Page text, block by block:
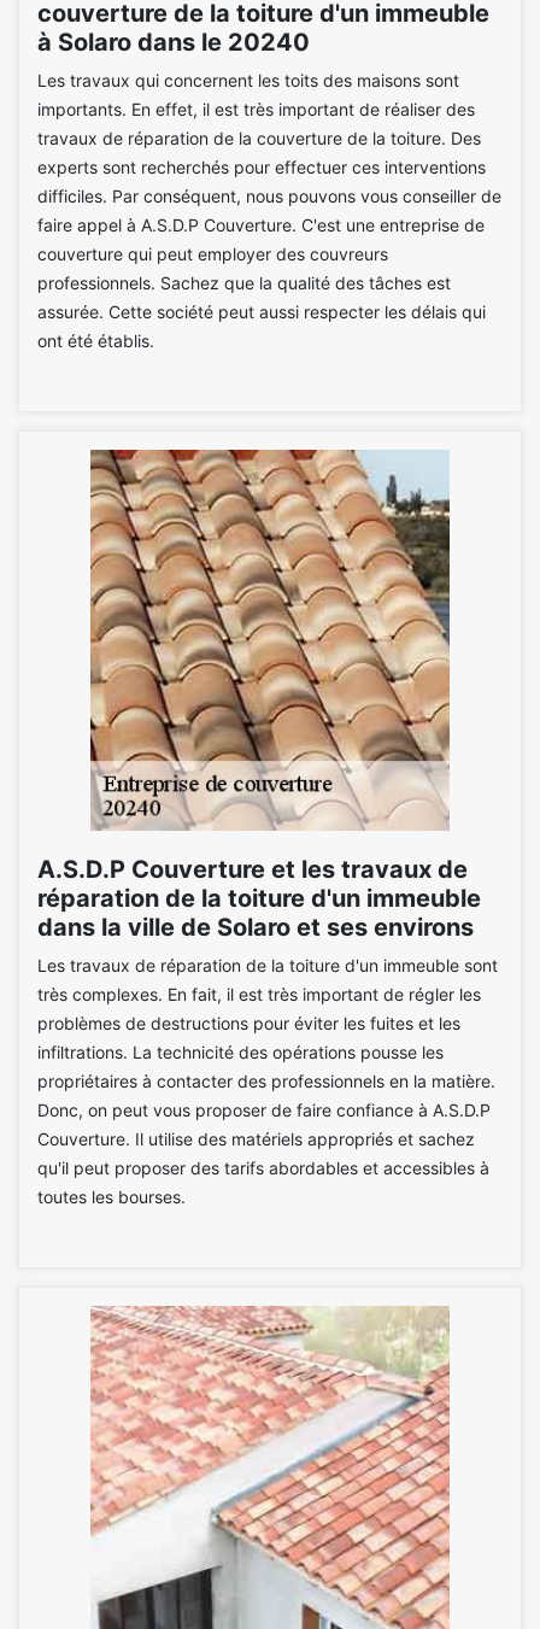
couverture de la toiture d'un immeuble
à Solaro dans le 20240
Les travaux qui concernent les toits des maisons sont
importants. En effet, il est très important de réaliser des
travaux de réparation de la couverture de la toiture. Des
experts sont recherchés pour effectuer ces interventions
difficiles. Par conséquent, nous pouvons vous conseiller de
faire appel à A.S.D.P Couverture. C'est une entreprise de
couverture qui peut employer des couvreurs
professionnels. Sachez que la qualité des tâches est
assurée. Cette société peut aussi respecter les délais qui
ont été établis.
A.S.D.P Couverture et les travaux de
réparation de la toiture d'un immeuble
dans la ville de Solaro et ses environs
Les travaux de réparation de la toiture d'un immeuble sont
très complexes. En fait, il est très important de régler les
problèmes de destructions pour éviter les fuites et les
infiltrations. La technicité des opérations pousse les
propriétaires à contacter des professionnels en la matière.
Donc, on peut vous proposer de faire confiance à A.S.D.P
Couverture. Il utilise des matériels appropriés et sachez
qu'il peut proposer des tarifs abordables et accessibles à
toutes les bourses.